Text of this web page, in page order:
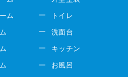
ム トイレ
洗面台
キッチン
お風呂